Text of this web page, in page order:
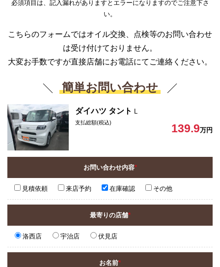
必須項目は、記入漏れがありますとエラーになりますのでご注意下さ
い。
こちらのフォームではオイル交換、点検等のお問い合わせ
は受け付けておりません。
大変お手数ですが直接店舗にお電話にてご連絡ください。
簡単お問い合わせ
ダイハツ タント L
支払総額(税込) 139.9万円
お問い合わせ内容*
見積依頼 来店予約 在庫確認 その他
最寄りの店舗*
洛西店 宇治店 伏見店
お名前*